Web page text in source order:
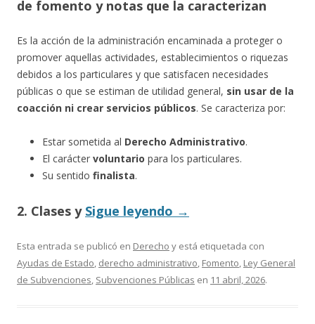
de fomento y notas que la caracterizan
Es la acción de la administración encaminada a proteger o
promover aquellas actividades, establecimientos o riquezas
debidos a los particulares y que satisfacen necesidades
públicas o que se estiman de utilidad general, sin usar de la
coacción ni crear servicios públicos. Se caracteriza por:
Estar sometida al Derecho Administrativo.
El carácter voluntario para los particulares.
Su sentido finalista.
2. Clases y Sigue leyendo →
Esta entrada se publicó en Derecho y está etiquetada con
Ayudas de Estado, derecho administrativo, Fomento, Ley General
de Subvenciones, Subvenciones Públicas en 11 abril, 2026.